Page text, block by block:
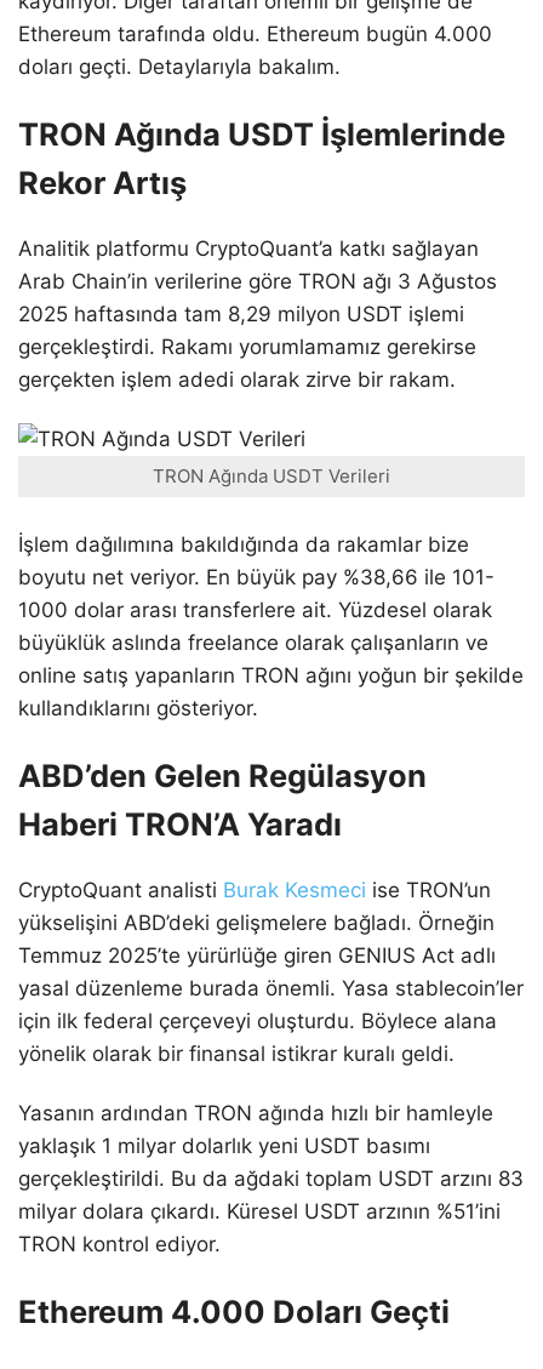
Ethereum tarafında oldu. Ethereum bugün 4.000
doları geçti. Detaylarıyla bakalım.
TRON Ağında USDT İşlemlerinde
Rekor Artış
Analitik platformu CryptoQuant’a katkı sağlayan
Arab Chain’in verilerine göre TRON ağı 3 Ağustos
2025 haftasında tam 8,29 milyon USDT işlemi
gerçekleştirdi. Rakamı yorumlamamız gerekirse
gerçekten işlem adedi olarak zirve bir rakam.
TRON Ağında USDT Verileri
İşlem dağılımına bakıldığında da rakamlar bize
boyutu net veriyor. En büyük pay %38,66 ile 101-
1000 dolar arası transferlere ait. Yüzdesel olarak
büyüklük aslında freelance olarak çalışanların ve
online satış yapanların TRON ağını yoğun bir şekilde
kullandıklarını gösteriyor.
ABD’den Gelen Regülasyon
Haberi TRON’A Yaradı
CryptoQuant analisti Burak Kesmeci ise TRON’un
yükselişini ABD’deki gelişmelere bağladı. Örneğin
Temmuz 2025’te yürürlüğe giren GENIUS Act adlı
yasal düzenleme burada önemli. Yasa stablecoin’ler
için ilk federal çerçeveyi oluşturdu. Böylece alana
yönelik olarak bir finansal istikrar kuralı geldi.
Yasanın ardından TRON ağında hızlı bir hamleyle
yaklaşık 1 milyar dolarlık yeni USDT basımı
gerçekleştirildi. Bu da ağdaki toplam USDT arzını 83
milyar dolara çıkardı. Küresel USDT arzının %51’ini
TRON kontrol ediyor.
Ethereum 4.000 Doları Geçti